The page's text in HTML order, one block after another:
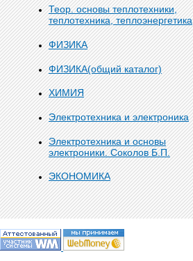
Теор. основы теплотехники,
теплотехника, теплоэнергетика
ФИЗИКА
ФИЗИКА(общий каталог)
ХИМИЯ
Электротехника и электроника
Электротехника и основы
электроники. Соколов Б.П.
ЭКОНОМИКА